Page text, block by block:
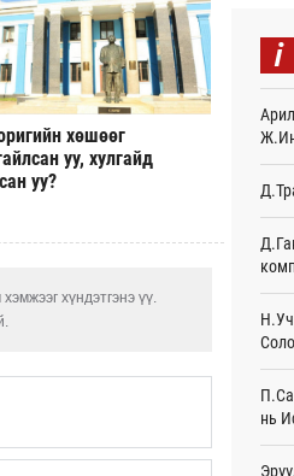
хөшөөг
уу, хулгайд
уу?
хүндэтгэнэ үү.
i
нь